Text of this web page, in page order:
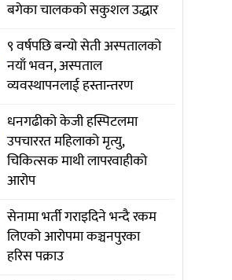
बगेका चालकको सकुशल उद्धार
९ वर्षपछि बन्यो सेती अस्पतालको
नयाँ भवन, अस्पताल
व्यवस्थापनलाई हस्तान्तरण
धनगढीको केजी हस्पिटलमा
उपचाररत महिलाको मृत्यु,
चिकित्सक माथी लापरवाहीको
आरोप
सेनामा भर्ती गराइदिने भन्दै रकम
लिएको आरोपमा कञ्चनपुरका
हरिस पक्राउ